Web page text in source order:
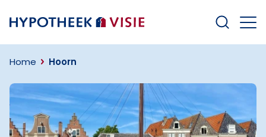
Terug naar home
Home Hoorn